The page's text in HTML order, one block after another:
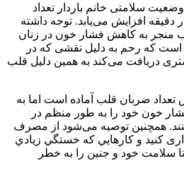
سلامتی خانم باردار تعداد
یا 20 ضربه در دقیقه افزایش می‌یابد. توجه داشته
منجر به کاهش فشار خون در زنان
است كه رحم به دلیل نقشی که در
دریافت می‌کند به همین دلیل قلب
تعداد ضربان قلب آماده است اما به
خون خود را به طور منظم در
کنند. همچنین توصیه می‌شود از مصرف
کنید و كارهايي كه خستگي زيادي
تا سلامت خود و جنين را به خطر